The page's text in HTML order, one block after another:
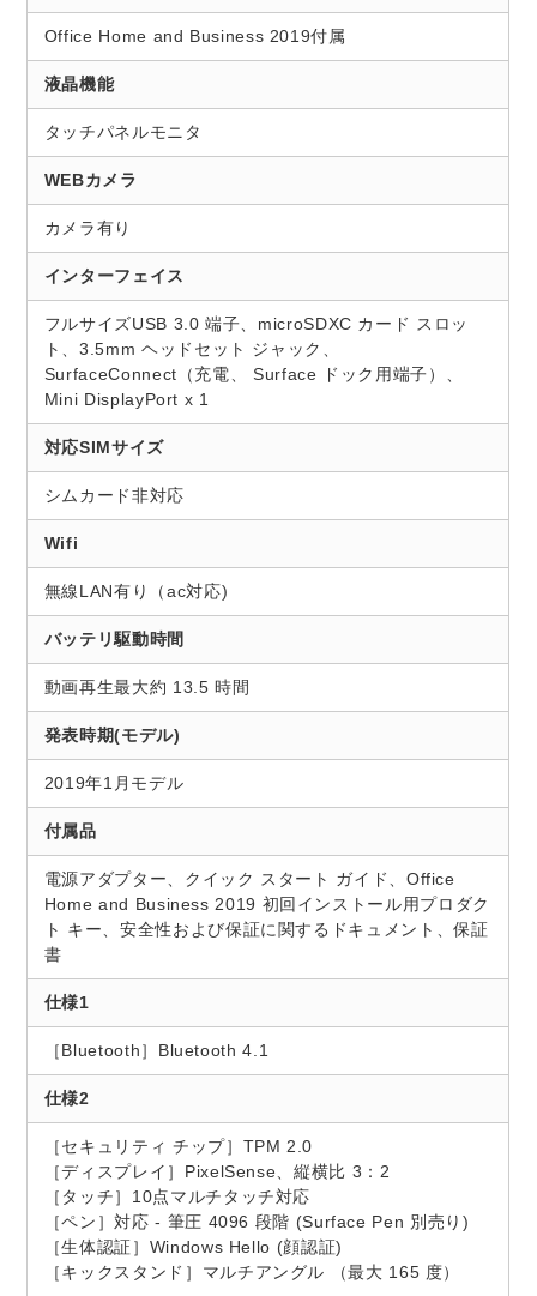
Office Home and Business 2019付属
液晶機能
タッチパネルモニタ
WEBカメラ
カメラ有り
インターフェイス
フルサイズUSB 3.0 端子、microSDXC カード スロッ
ト、3.5mm ヘッドセット ジャック、
SurfaceConnect（充電、 Surface ドック用端子）、
Mini DisplayPort x 1
対応SIMサイズ
シムカード非対応
Wifi
無線LAN有り（ac対応)
バッテリ駆動時間
動画再生最大約 13.5 時間
発表時期(モデル)
2019年1月モデル
付属品
電源アダプター、クイック スタート ガイド、Office
Home and Business 2019 初回インストール用プロダク
ト キー、安全性および保証に関するドキュメント、保証
書
仕様1
［Bluetooth］Bluetooth 4.1
仕様2
［セキュリティ チップ］TPM 2.0
［ディスプレイ］PixelSense、縦横比 3：2
［タッチ］10点マルチタッチ対応
［ペン］対応 - 筆圧 4096 段階 (Surface Pen 別売り)
［生体認証］Windows Hello (顔認証)
［キックスタンド］マルチアングル （最大 165 度）